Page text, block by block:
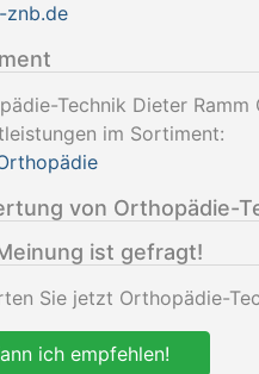
znb.de
Technik Dieter
im Sortiment:
von Orthopädie-
ist gefragt!
Sie jetzt Orthopädie-
ich empfehlen!